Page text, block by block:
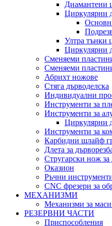
Диамантени
Циркулярни
Ултра тънки
Циркулярни
Сменяеми
Сменяеми
Абрихт ножове
Стяга дърводелска
Индивидуални
Инструменти за
Инструменти за
Циркулярни
Инструменти за
Карбидни шлайф
Длета за
Стругарски нож за
Оказион
Ръчни
CNC фрезери за
МЕХАНИЗМИ
Механизми за
РЕЗЕРВНИ ЧАСТИ
Приспособления